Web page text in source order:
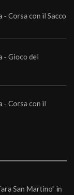
Corsa con il Sacco
- Gioco del
- Corsa con il
San Martino" in